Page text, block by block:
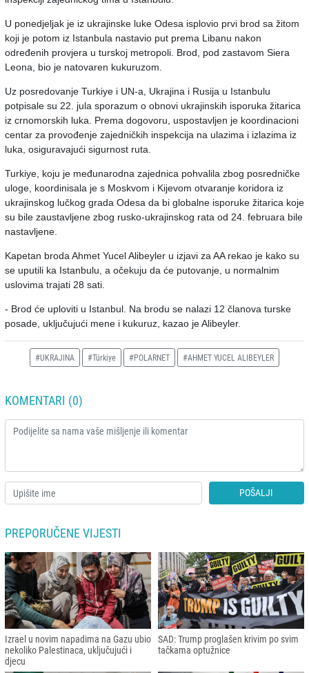
U ponedjeljak je iz ukrajinske luke Odesa isplovio prvi brod sa žitom
koji je potom iz Istanbula nastavio put prema Libanu nakon
određenih provjera u turskoj metropoli. Brod, pod zastavom Siera
Leona, bio je natovaren kukuruzom.
Uz posredovanje Turkiye i UN-a, Ukrajina i Rusija u Istanbulu
potpisale su 22. jula sporazum o obnovi ukrajinskih isporuka žitarica
iz crnomorskih luka. Prema dogovoru, uspostavljen je koordinacioni
centar za provođenje zajedničkih inspekcija na ulazima i izlazima iz
luka, osiguravajući sigurnost ruta.
Turkiye, koju je međunarodna zajednica pohvalila zbog posredničke
uloge, koordinisala je s Moskvom i Kijevom otvaranje koridora iz
ukrajinskog lučkog grada Odesa da bi globalne isporuke žitarica koje
su bile zaustavljene zbog rusko-ukrajinskog rata od 24. februara bile
nastavljene.
Kapetan broda Ahmet Yucel Alibeyler u izjavi za AA rekao je kako su
se uputili ka Istanbulu, a očekuju da će putovanje, u normalnim
uslovima trajati 28 sati.
- Brod će uploviti u Istanbul. Na brodu se nalazi 12 članova turske
posade, uključujući mene i kukuruz, kazao je Alibeyler.
#UKRAJINA #Türkiye #POLARNET #AHMET YUCEL ALIBEYLER
KOMENTARI (0)
POŠALJI
PREPORUČENE VIJESTI
Izrael u novim napadima na Gazu ubio
nekoliko Palestinaca, uključujući i
djecu
SAD: Trump proglašen krivim po svim
tačkama optužnice